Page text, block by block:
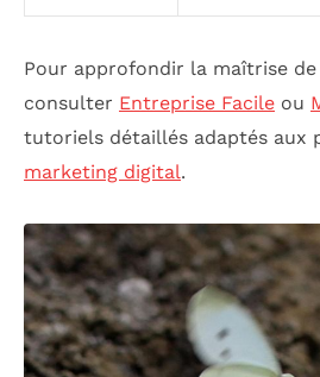
Pour approfondir la maîtrise
consulter Entreprise Facile ou
tutoriels détaillés adaptés aux
marketing digital.